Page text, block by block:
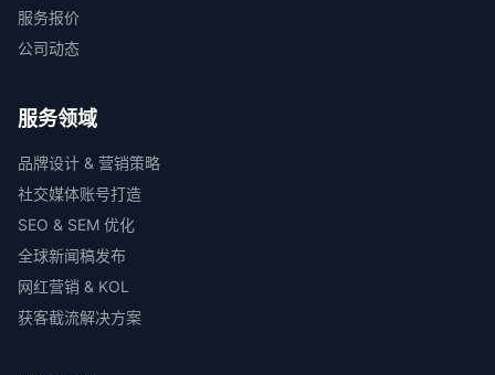
服务报价
公司动态
服务领域
品牌设计 & 营销策略
社交媒体账号打造
SEO & SEM 优化
全球新闻稿发布
网红营销 & KOL
获客截流解决方案